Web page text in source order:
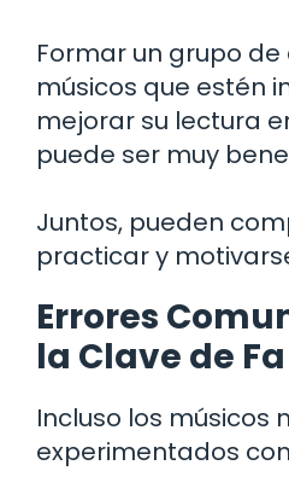
Formar un grupo
músicos que estén
mejorar su lectura
puede ser muy
Juntos, pueden
practicar y
Errores
la Clave de Fa
Incluso los músicos
experimentados